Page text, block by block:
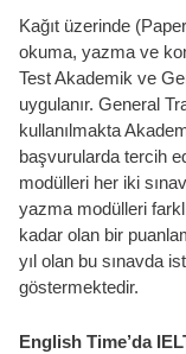
Kağıt üzerinde
okuma, yazma ve
Test Akademik ve
uygulanır. General
kullanılmakta
başvurularda tercih
modülleri her iki
yazma modülleri
kadar olan bir
yıl olan bu sınavda
göstermektedir.
English Time’da